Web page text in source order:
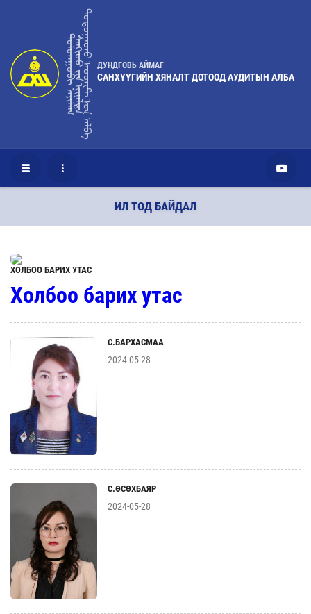
ᠳᠤᠮᠳᠠᠭᠣᠪᠢ ᠠᠶᠢᠮᠠᠭᠰᠠᠩᢈᠦᠦ ᠶ᠋ᠢᠨ ᢈᠢᠨᠠᠯᠲᠠᠳᠣᠲᠤᠭᠠᠳᠤ ᠠᠦᠳᠢᠲ ᠤ᠋ᠨ ᠠᠯᠪᠠ ДУНДГОВЬ АЙМАГ
САНХҮҮГИЙН ХЯНАЛТ ДОТООД АУДИТЫН АЛБА
ИЛ ТОД БАЙДАЛ
ХОЛБОО БАРИХ УТАС
Холбоо барих утас
С.БАРХАСМАА
2024-05-28
С.ӨСӨХБАЯР
2024-05-28